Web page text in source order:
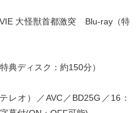
大怪獣首都激突 Blu-ray（特
典ディスク：約150分）
レオ）／AVC／BD25G／16：